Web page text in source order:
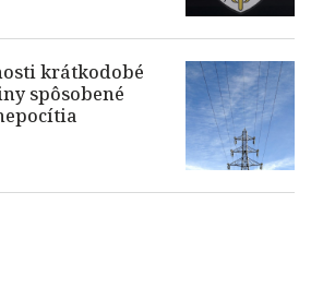
krátkodobé
spôsobené